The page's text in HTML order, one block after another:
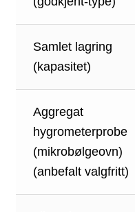
Samlet lagring
(kapasitet)
Aggregat
hygrometerprobe
(mikrobølgeovn)
(anbefalt valgfritt)